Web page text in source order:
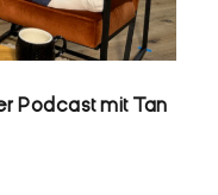
Podcast mit Tan